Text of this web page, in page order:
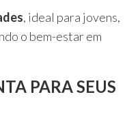
, ideal para jovens,
o bem-estar em
PARA SEUS